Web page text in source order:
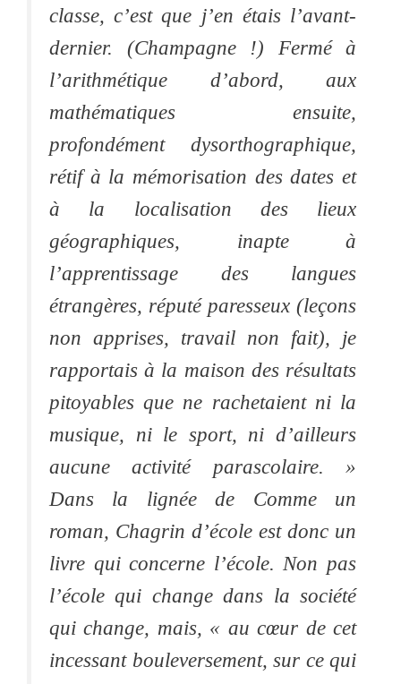
classe, c’est que j’en étais l’avant-
dernier. (Champagne !) Fermé à
l’arithmétique d’abord, aux
mathématiques ensuite,
profondément dysorthographique,
rétif à la mémorisation des dates et
à la localisation des lieux
géographiques, inapte à
l’apprentissage des langues
étrangères, réputé paresseux (leçons
non apprises, travail non fait), je
rapportais à la maison des résultats
pitoyables que ne rachetaient ni la
musique, ni le sport, ni d’ailleurs
aucune activité parascolaire. »
Dans la lignée de Comme un
roman, Chagrin d’école est donc un
livre qui concerne l’école. Non pas
l’école qui change dans la société
qui change, mais, « au cœur de cet
incessant bouleversement, sur ce qui